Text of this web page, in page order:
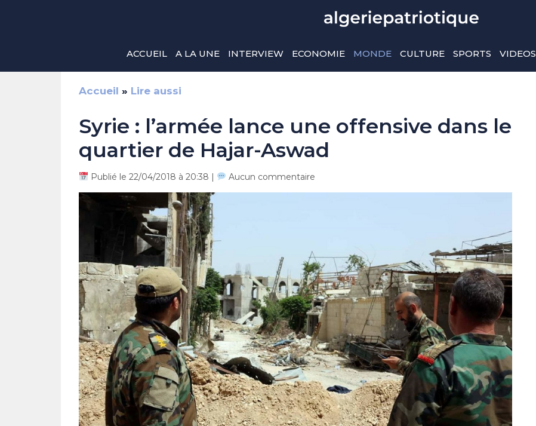
ACCUEIL A LA UNE INTERVIEW ECONOMIE MONDE CULTURE SPORTS VIDEOS
Accueil » Lire aussi
Syrie : l’armée lance une offensive dans le
quartier de Hajar-Aswad
Publié le 22/04/2018 à 20:38 | Aucun commentaire